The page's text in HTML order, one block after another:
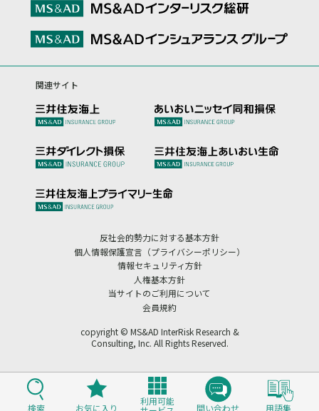
検索 お気に入り
利用可能
問い合わせ 用語集
関連サイト
反社会的勢力に対する基本方針
個人情報保護宣言（プライバシーポリシー）
情報セキュリティ方針
人権基本方針
当サイトのご利用について
会員規約
copyright © MS&AD InterRisk Research &
Consulting, Inc. All Rights Reserved.